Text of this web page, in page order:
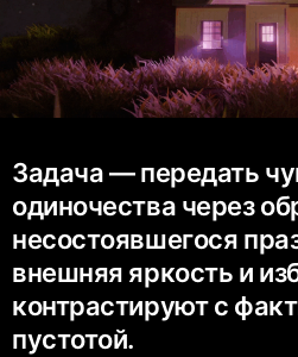
Задача — передать
одиночества через
несостоявшегося
внешняя яркость и
контрастируют с
пустотой.